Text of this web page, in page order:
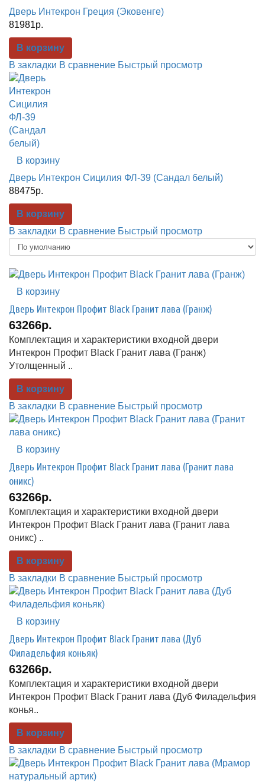
Дверь Интекрон Греция (Эковенге)
81981р.
В корзину
В закладки В сравнение Быстрый просмотр
В корзину
Дверь Интекрон Сицилия ФЛ-39 (Сандал белый)
88475р.
В корзину
В закладки В сравнение Быстрый просмотр
В корзину
Дверь Интекрон Профит Black Гранит лава (Гранж)
63266р.
Комплектация и характеристики входной двери
Интекрон Профит Black Гранит лава (Гранж)
Утолщенный ..
В корзину
В закладки В сравнение Быстрый просмотр
В корзину
Дверь Интекрон Профит Black Гранит лава (Гранит лава
оникс)
63266р.
Комплектация и характеристики входной двери
Интекрон Профит Black Гранит лава (Гранит лава
оникс) ..
В корзину
В закладки В сравнение Быстрый просмотр
В корзину
Дверь Интекрон Профит Black Гранит лава (Дуб
Филадельфия коньяк)
63266р.
Комплектация и характеристики входной двери
Интекрон Профит Black Гранит лава (Дуб Филадельфия
конья..
В корзину
В закладки В сравнение Быстрый просмотр